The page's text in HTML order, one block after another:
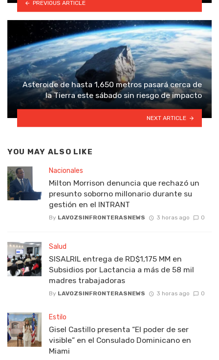
PREVIOUS ARTICLE
Asteroide de hasta 1,650 metros pasará cerca de
la Tierra este sábado sin riesgo de impacto
NEXT ARTICLE
YOU MAY ALSO LIKE
Nacionales
Milton Morrison denuncia que rechazó un
presunto soborno millonario durante su
gestión en el INTRANT
By LAVOZSINFRONTERASNEWS 3 horas ago 0
Salud
SISALRIL entrega de RD$1,175 MM en
Subsidios por Lactancia a más de 58 mil
madres trabajadoras
By LAVOZSINFRONTERASNEWS 3 horas ago 0
Estilo
Gisel Castillo presenta “El poder de ser
visible” en el Consulado Dominicano en
Miami